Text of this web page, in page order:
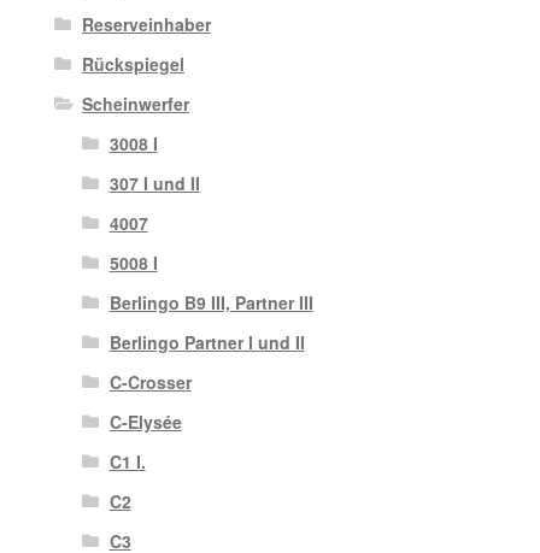
Reserveinhaber
Rückspiegel
Scheinwerfer
3008 I
307 I und II
4007
5008 I
Berlingo B9 III, Partner III
Berlingo Partner I und II
C-Crosser
C-Elysée
C1 I.
C2
C3